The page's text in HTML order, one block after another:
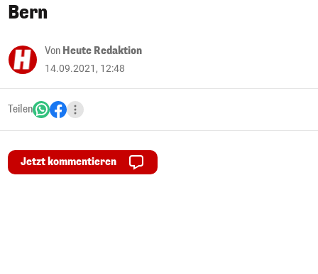
Bern
Von Heute Redaktion
14.09.2021, 12:48
Teilen
Jetzt kommentieren